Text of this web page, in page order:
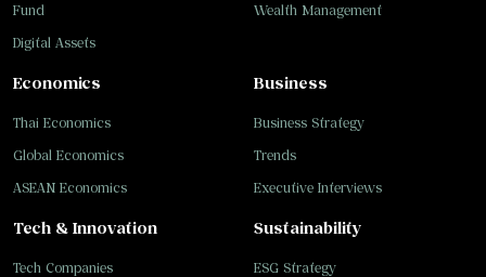
Fund
Digital Assets
Wealth Management
Business
Business Strategy
Trends
Executive Interviews
Tech & Innovation
Tech Companies
Sustainability
ESG Strategy
Economics
Thai Economics
Global Economics
ASEAN Economics